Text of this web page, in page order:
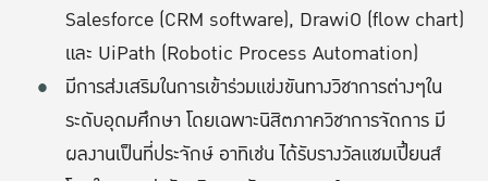
Salesforce (CRM software), DrawiO (flow chart)
และ UiPath (Robotic Process Automation)
มีการส่งเสริมในการเข้าร่วมแข่งขันทางวิชาการต่างๆใน
ระดับอุดมศึกษา โดยเฉพาะนิสิตภาควิชาการจัดการ มี
ผลงานเป็นที่ประจักษ์ อาทิเช่น ได้รับรางวัลแชมเปี้ยนส์